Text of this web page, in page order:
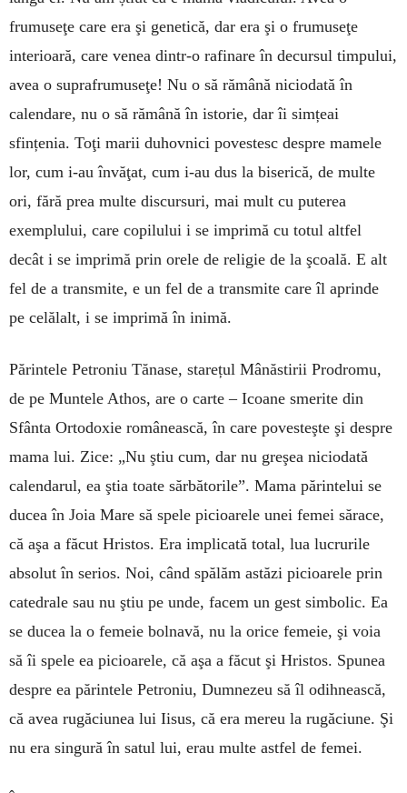
frumuseţe care era şi genetică, dar era şi o frumuseţe
interioară, care venea dintr-o rafinare în decursul timpului,
avea o suprafrumuseţe! Nu o să rămână niciodată în
calendare, nu o să rămână în istorie, dar îi simțeai
sfințenia. Toţi marii duhovnici povestesc despre mamele
lor, cum i-au învăţat, cum i-au dus la biserică, de multe
ori, fără prea multe discursuri, mai mult cu puterea
exemplului, care copilului i se imprimă cu totul altfel
decât i se imprimă prin orele de religie de la şcoală. E alt
fel de a transmite, e un fel de a transmite care îl aprinde
pe celălalt, i se imprimă în inimă.
Părintele Petroniu Tănase, starețul Mânăstirii Prodromu,
de pe Muntele Athos, are o carte – Icoane smerite din
Sfânta Ortodoxie românească, în care povesteşte şi despre
mama lui. Zice: „Nu ştiu cum, dar nu greşea niciodată
calendarul, ea ştia toate sărbătorile”. Mama părintelui se
ducea în Joia Mare să spele picioarele unei femei sărace,
că aşa a făcut Hristos. Era implicată total, lua lucrurile
absolut în serios. Noi, când spălăm astăzi picioarele prin
catedrale sau nu ştiu pe unde, facem un gest simbolic. Ea
se ducea la o femeie bolnavă, nu la orice femeie, şi voia
să îi spele ea picioarele, că aşa a făcut şi Hristos. Spunea
despre ea părintele Petroniu, Dumnezeu să îl odihnească,
că avea rugăciunea lui Iisus, că era mereu la rugăciune. Şi
nu era singură în satul lui, erau multe astfel de femei.